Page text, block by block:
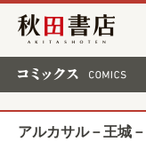
秋田書店
アルカサル－王城－